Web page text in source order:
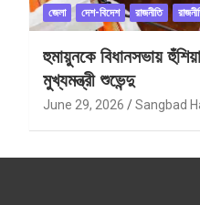
জেলা দেশ-বিদেশ রাজনীতি
হুমায়ুনকে বিধানসভায়
মুখ্যমন্ত্রী শুভেন্দু
June 29, 2026 Sangbad